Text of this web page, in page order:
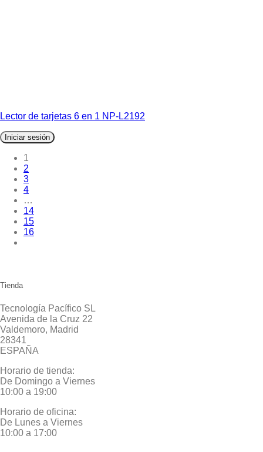
Lector de tarjetas 6 en 1 NP-L2192
Iniciar sesión
1
2
3
4
…
14
15
16
Tienda
Tecnología Pacífico SL
Avenida de la Cruz 22
Valdemoro, Madrid
28341
ESPAÑA
Horario de tienda:
De Domingo a Viernes
10:00 a 19:00
Horario de oficina:
De Lunes a Viernes
10:00 a 17:00